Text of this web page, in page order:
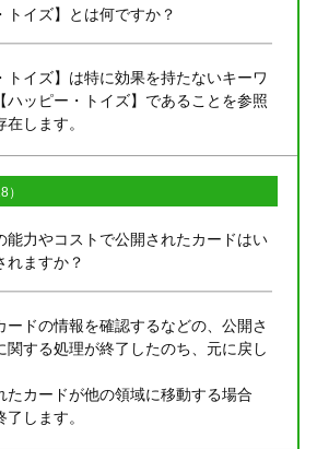
トイズ】とは何ですか？
トイズ】は特に効果を持たないキーワ
ハッピー・トイズ】であることを参照
します。
）
能力やコストで公開されたカードはい
れますか？
ードの情報を確認するなどの、公開さ
関する処理が終了したのち、元に戻し
たカードが他の領域に移動する場合
します。